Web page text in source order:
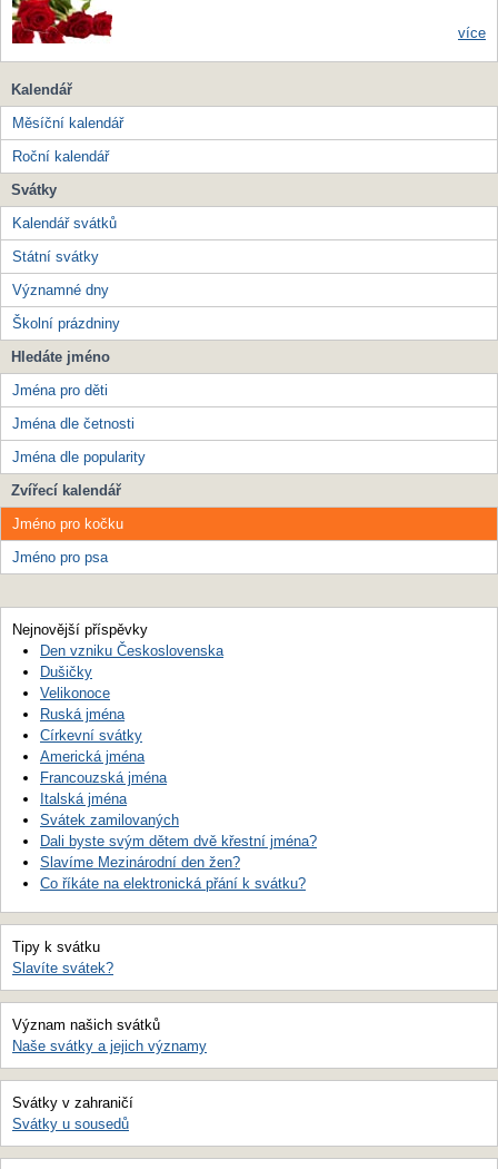
více
Kalendář
Měsíční kalendář
Roční kalendář
Svátky
Kalendář svátků
Státní svátky
Významné dny
Školní prázdniny
Hledáte jméno
Jména pro děti
Jména dle četnosti
Jména dle popularity
Zvířecí kalendář
Jméno pro kočku
Jméno pro psa
Nejnovější příspěvky
Den vzniku Československa
Dušičky
Velikonoce
Ruská jména
Církevní svátky
Americká jména
Francouzská jména
Italská jména
Svátek zamilovaných
Dali byste svým dětem dvě křestní jména?
Slavíme Mezinárodní den žen?
Co říkáte na elektronická přání k svátku?
Tipy k svátku
Slavíte svátek?
Význam našich svátků
Naše svátky a jejich významy
Svátky v zahraničí
Svátky u sousedů